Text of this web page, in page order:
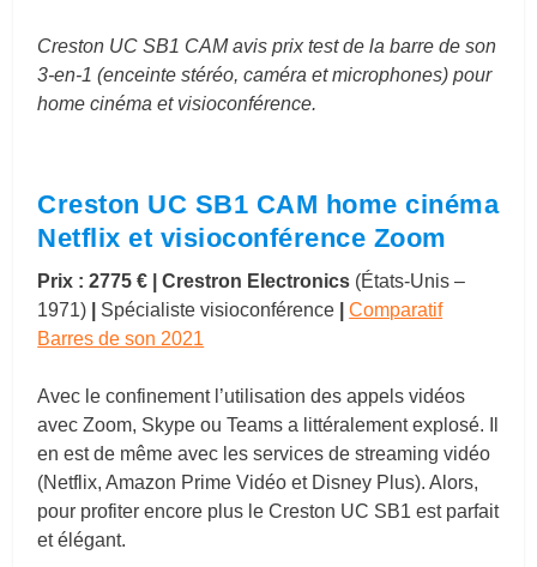
Creston UC SB1 CAM avis prix test de la barre de son
3-en-1 (enceinte stéréo, caméra et microphones) pour
home cinéma et visioconférence.
Creston UC SB1 CAM home cinéma
Netflix et visioconférence Zoom
Prix : 2775 € | Crestron Electronics (États-Unis –
1971)
Spécialiste visioconférence |Comparatif
Barres de son 2021
Avec le confinement l’utilisation des appels vidéos
avec Zoom, Skype ou Teams a littéralement explosé. Il
en est de même avec les services de streaming vidéo
(Netflix, Amazon Prime Vidéo et Disney Plus). Alors,
pour profiter encore plus le Creston UC SB1 est parfait
et élégant.